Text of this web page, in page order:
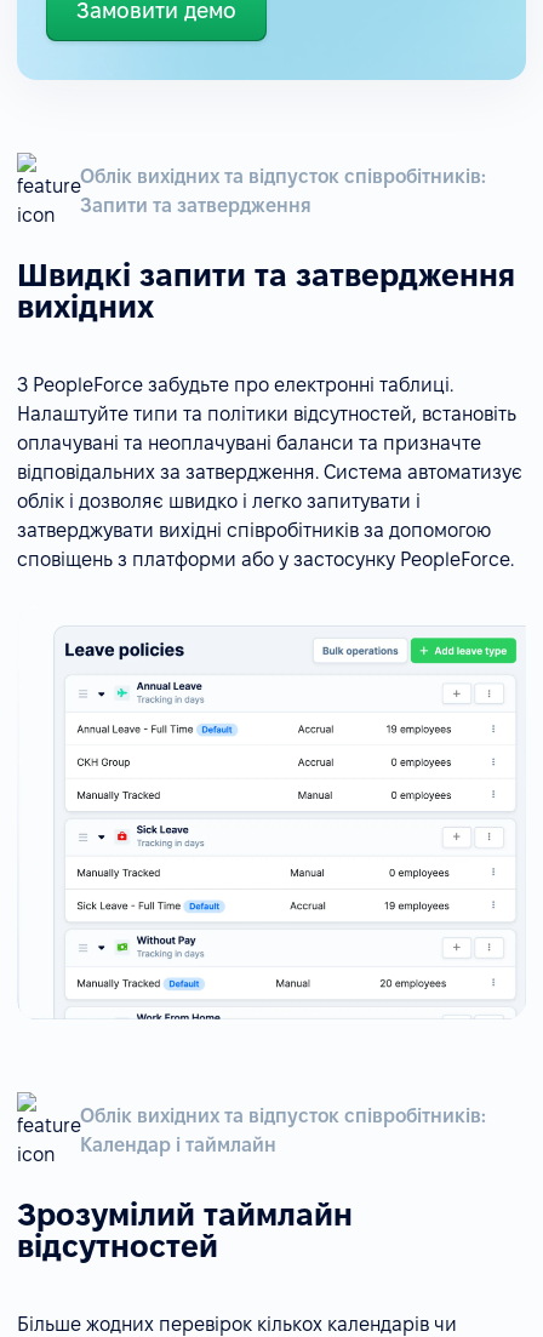
Замовити демо
Облік вихідних та відпусток співробітників:
Запити та затвердження
Швидкі запити та затвердження
вихідних
З PeopleForce забудьте про електронні таблиці.
Налаштуйте типи та політики відсутностей, встановіть
оплачувані та неоплачувані баланси та призначте
відповідальних за затвердження. Система автоматизує
облік і дозволяє швидко і легко запитувати і
затверджувати вихідні співробітників за допомогою
сповіщень з платформи або у застосунку PeopleForce.
Облік вихідних та відпусток співробітників:
Календар і таймлайн
Зрозумілий таймлайн
відсутностей
Більше жодних перевірок кількох календарів чи